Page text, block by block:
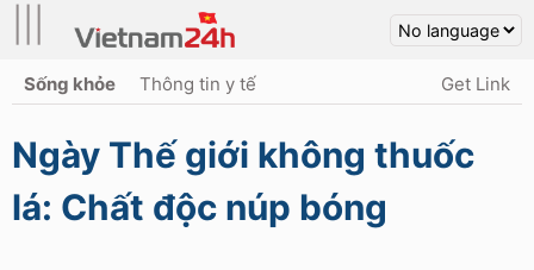
Sống khỏe Thông tin y tế Get Link
Ngày Thế giới không thuốc
lá: Chất độc núp bóng